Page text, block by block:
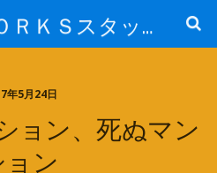
ＨＯＭＥＷＯＲＫＳスタッフ日記ブログ
年5月24日
ョン、死ぬマン
ョン